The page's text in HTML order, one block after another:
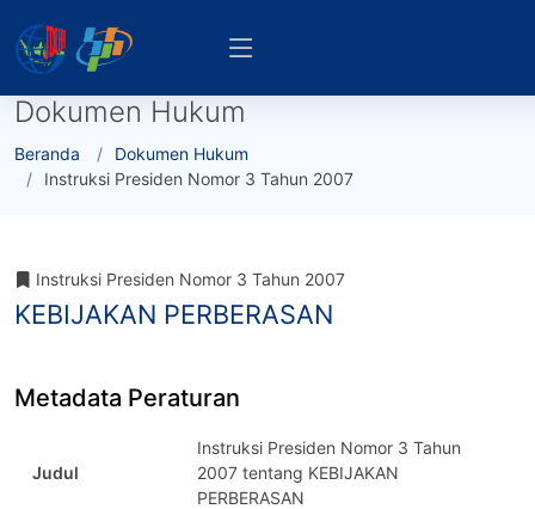
Dokumen Hukum
Beranda
Dokumen Hukum
Instruksi Presiden Nomor 3 Tahun 2007
Instruksi Presiden Nomor 3 Tahun 2007
KEBIJAKAN PERBERASAN
Metadata Peraturan
Judul
Instruksi Presiden Nomor 3 Tahun
2007 tentang KEBIJAKAN
PERBERASAN